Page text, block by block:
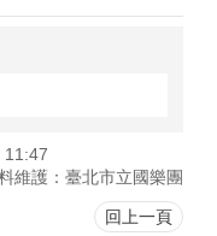
11:47
維護：臺北市立國樂團
回上一頁